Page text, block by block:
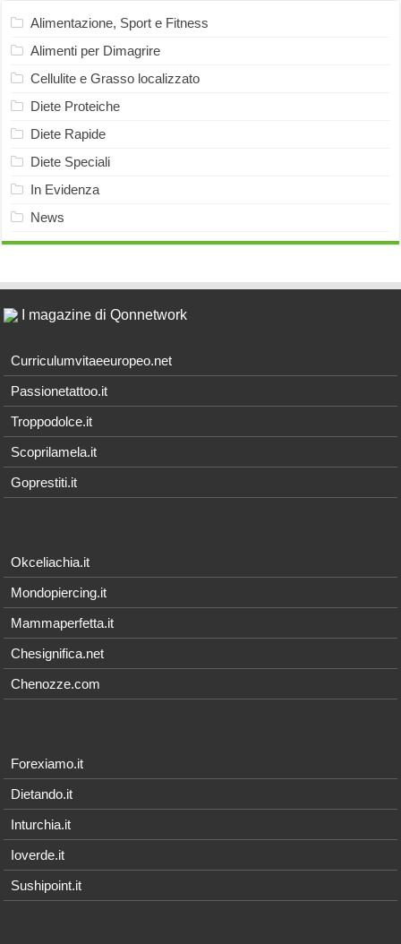
Alimentazione, Sport e Fitness
Alimenti per Dimagrire
Cellulite e Grasso localizzato
Diete Proteiche
Diete Rapide
Diete Speciali
In Evidenza
News
I magazine di Qonnetwork
Curriculumvitaeeuropeo.net
Passionetattoo.it
Troppodolce.it
Scoprilamela.it
Goprestiti.it
Okceliachia.it
Mondopiercing.it
Mammaperfetta.it
Chesignifica.net
Chenozze.com
Forexiamo.it
Dietando.it
Inturchia.it
Ioverde.it
Sushipoint.it